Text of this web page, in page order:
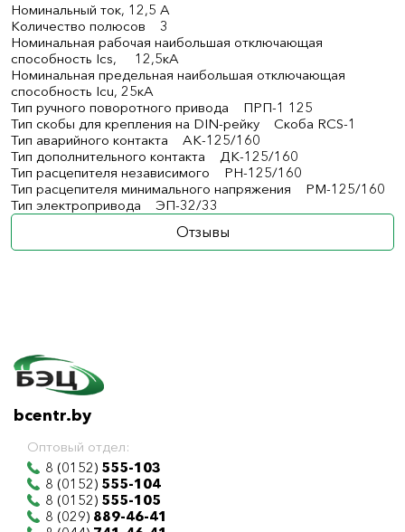
Номинальный ток, 12,5 А
Количество полюсов 3
Номинальная рабочая наибольшая отключающая
способность Ics, 12,5кА
Номинальная предельная наибольшая отключающая
способность Icu, 25кА
Тип ручного поворотного привода ПРП-1 125
Тип скобы для крепления на DIN-рейку Скоба RCS-1
Тип аварийного контакта АК-125/160
Тип дополнительного контакта ДК-125/160
Тип расцепителя независимого РН-125/160
Тип расцепителя минимального напряжения РМ-125/160
Тип электропривода ЭП-32/33
Отзывы
bcentr.by
Оптовый отдел:
8 (0152) 555-103
8 (0152) 555-104
8 (0152) 555-105
8 (029) 889-46-41